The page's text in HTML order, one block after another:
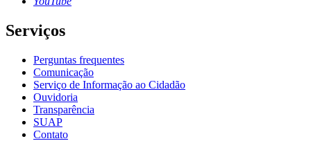
Serviços
Perguntas frequentes
Comunicação
Serviço de Informação ao Cidadão
Ouvidoria
Transparência
SUAP
Contato